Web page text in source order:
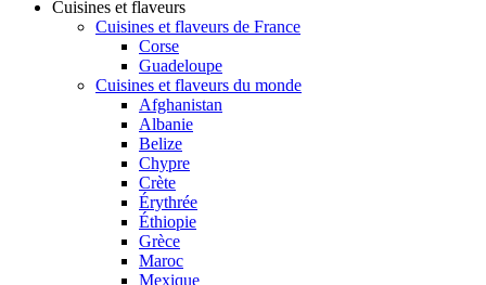
Cuisines et flaveurs
Cuisines et flaveurs de France
Corse
Guadeloupe
Cuisines et flaveurs du monde
Afghanistan
Albanie
Belize
Chypre
Crète
Érythrée
Éthiopie
Grèce
Maroc
Mexique